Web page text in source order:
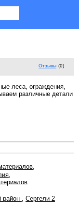
Отзывы (0)
леса, ограждения,
различные детали
,
,
район , Сергели-2